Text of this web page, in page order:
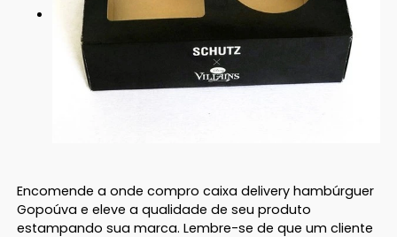
Encomende a onde compro caixa delivery hambúrguer
Gopoúva e eleve a qualidade de seu produto
estampando sua marca. Lembre-se de que um cliente